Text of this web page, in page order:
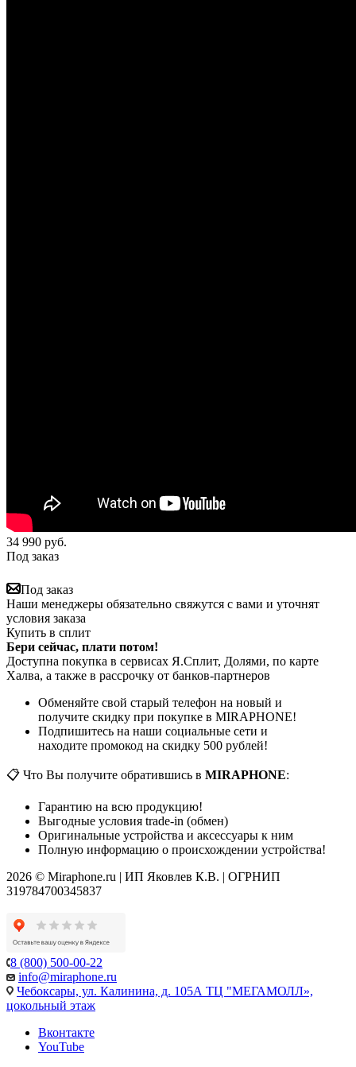
34 990 руб.
Под заказ
Под заказ
Наши менеджеры обязательно свяжутся с вами и уточнят
условия заказа
Купить в сплит
Бери сейчас, плати потом!
Доступна покупка в сервисах Я.Сплит, Долями, по карте
Халва, а также в рассрочку от банков-партнеров
Обменяйте свой старый телефон на новый и
получите скидку при покупке в MIRAPHONE!
Подпишитесь на наши социальные сети и
находите промокод на скидку 500 рублей!
📋 Что Вы получите обратившись в MIRAPHONE:
Гарантию на всю продукцию!
Выгодные условия trade-in (обмен)
Оригинальные устройства и аксессуары к ним
Полную информацию о происхождении устройства!
2026 © Miraphone.ru | ИП Яковлев К.В. | ОГРНИП
319784700345837
8 (800) 500-00-22
info@miraphone.ru
Чебоксары, ул. Калинина, д. 105А ТЦ "МЕГАМОЛЛ»,
цокольный этаж
Вконтакте
YouTube